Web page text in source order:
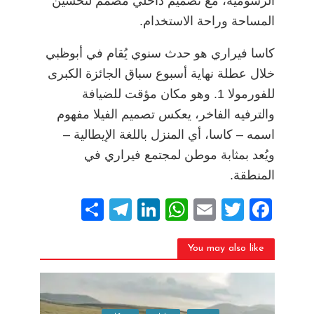
المساحة وراحة الاستخدام.
كاسا فيراري هو حدث سنوي يُقام في أبوظبي
خلال عطلة نهاية أسبوع سباق الجائزة الكبرى
للفورمولا 1. وهو مكان مؤقت للضيافة
والترفيه الفاخر، يعكس تصميم الفيلا مفهوم
اسمه – كاسا، أي المنزل باللغة الإيطالية –
ويُعد بمثابة موطن لمجتمع فيراري في
المنطقة.
F
a
c
e
b
T
w
itt
er
E
m
ai
l
W
at
s
A
Li
k
e
dI
T
e
gr
a
ar
e
You may also like